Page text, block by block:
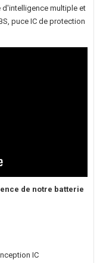
multiple et
puce IC de protection
de notre batterie
IC